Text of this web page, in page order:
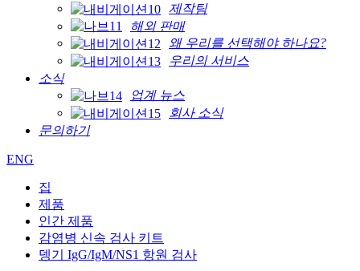
제작팀
해외 판매
왜 우리를 선택해야 하나요?
우리의 서비스
소식
업계 뉴스
회사 소식
문의하기
ENG
집
제품
인간 제품
감염병 신속 검사 키트
뎅기 IgG/IgM/NS1 항원 검사